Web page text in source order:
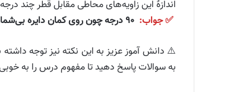
اندازهٔ این زاویه‌های محاطی مقابل قطر چند
✅ جواب: ۹۰ درجه چون روی کمان دایره بی‌شمار نقطه وجود دارد که می‌توان به دو نقطه مورد نظر وصل کرد چون اندازه زاویه محاطی برابر است با نصف کمان رو‌به‌ روی آن.
⚠️ دانش آموز عزیز به این نکته نیز توجه
به سوالات پاسخ دهید تا مفهوم درس را به